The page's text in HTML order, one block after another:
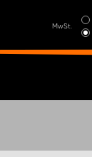
MwSt.